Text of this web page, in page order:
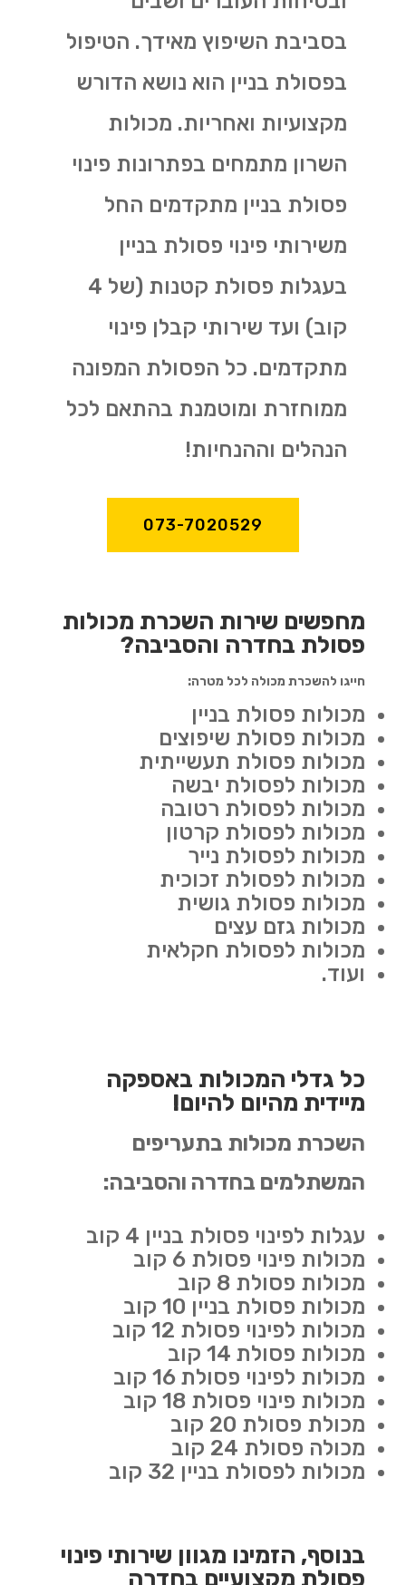
בסביבת השיפוץ מאידך. הטיפול
בפסולת בניין הוא נושא הדורש
מקצועיות ואחריות. מכולות
השרון מתמחים בפתרונות פינוי
פסולת בניין מתקדמים החל
משירותי פינוי פסולת בניין
בעגלות פסולת קטנות (של 4
קוב) ועד שירותי קבלן פינוי
מתקדמים. כל הפסולת המפונה
ממוחזרת ומוטמנת בהתאם לכל
הנהלים וההנחיות!
073-7020529
מחפשים שירות השכרת מכולות
פסולת בחדרה והסביבה?
חייגו להשכרת מכולה לכל מטרה:
מכולות פסולת בניין
מכולות פסולת שיפוצים
מכולות פסולת תעשייתית
מכולות לפסולת יבשה
מכולות לפסולת רטובה
מכולות לפסולת קרטון
מכולות לפסולת נייר
מכולות לפסולת זכוכית
מכולות פסולת גושית
מכולות גזם עצים
מכולות לפסולת חקלאית
ועוד.
כל גדלי המכולות באספקה
מיידית מהיום להיום!
השכרת מכולות בתעריפים
המשתלמים בחדרה והסביבה:
עגלות לפינוי פסולת בניין 4 קוב
מכולות פינוי פסולת 6 קוב
מכולות פסולת 8 קוב
מכולות פסולת בניין 10 קוב
מכולות לפינוי פסולת 12 קוב
מכולות פסולת 14 קוב
מכולות לפינוי פסולת 16 קוב
מכולות פינוי פסולת 18 קוב
מכולת פסולת 20 קוב
מכולה פסולת 24 קוב
מכולות לפסולת בניין 32 קוב
בנוסף, הזמינו מגוון שירותי פינוי
פסולת מקצועיים בחדרה